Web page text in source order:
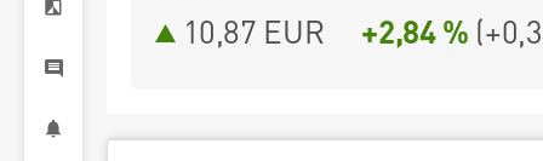
10,87 EUR +2,84 % (